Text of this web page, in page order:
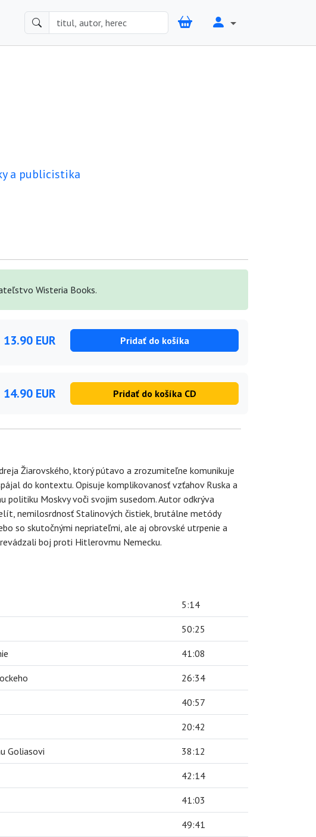
a publicistika
Wisteria Books.
13.90 EUR Pridať do košíka
14.90 EUR Pridať do košíka CD
Žiarovského, ktorý pútavo a zrozumiteľne komunikuje
do kontextu. Opisuje komplikovanosť vzťahov Ruska a
politiku Moskvy voči svojim susedom. Autor odkrýva
nemilosrdnosť Stalinových čistiek, brutálne metódy
so skutočnými nepriateľmi, ale aj obrovské utrpenie a
boj proti Hitlerovmu Nemecku.
5:14
50:25
41:08
26:34
40:57
20:42
Goliasovi 38:12
42:14
41:03
49:41